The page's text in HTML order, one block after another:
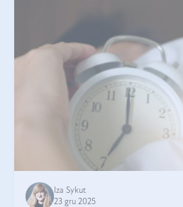
Iza Sykut
23 gru 2025